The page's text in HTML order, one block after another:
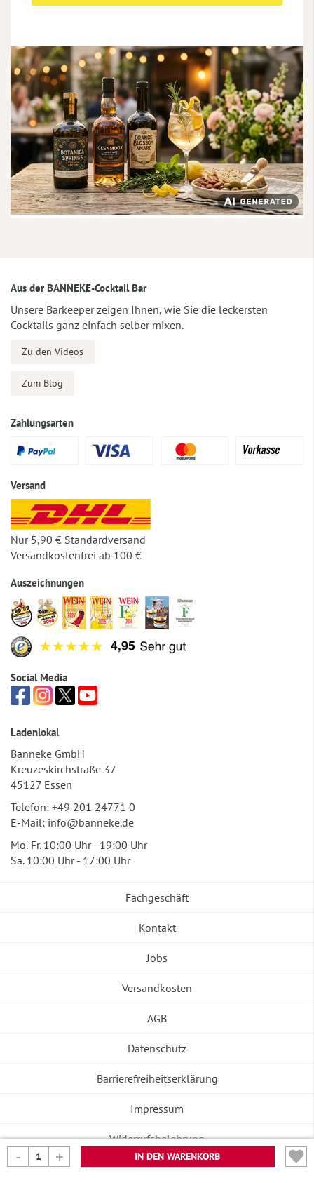
IN DEN WARENKORB
Aus der BANNEKE-Cocktail Bar
Unsere Barkeeper zeigen Ihnen, wie Sie die leckersten
Cocktails ganz einfach selber mixen.
Zu den Videos
Zum Blog
Zahlungsarten
Versand
Nur 5,90 € Standardversand
Versandkostenfrei ab 100 €
Auszeichnungen
Social Media
Ladenlokal
Banneke GmbH
Kreuzeskirchstraße 37
45127 Essen
Telefon: +49 201 24771 0
E-Mail: info@banneke.de
Mo.-Fr. 10:00 Uhr - 19:00 Uhr
Sa. 10:00 Uhr - 17:00 Uhr
Fachgeschäft
Kontakt
Jobs
Versandkosten
AGB
Datenschutz
Barrierefreiheitserklärung
Impressum
Widerrufsbelehrung
Vertrag widerrufen